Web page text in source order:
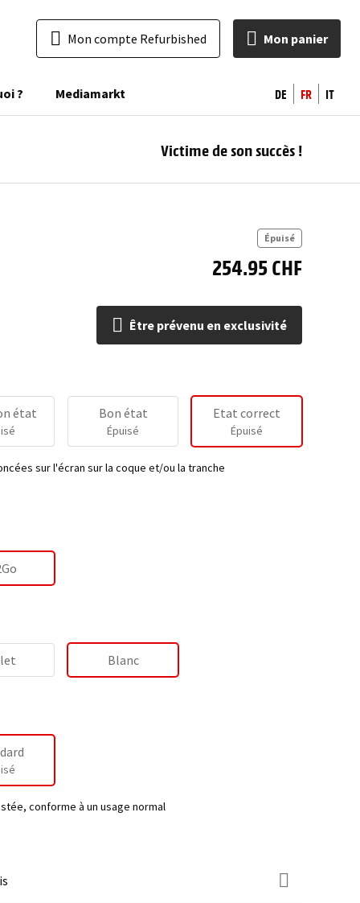
Mon compte Refurbished Mon panier
? Mediamarkt DE FR IT
Victime de son succès !
Épuisé
254.95 CHF
Être prévenu en exclusivité
état Bon état
Épuisé
Etat correct
Épuisé
sur l'écran sur la coque et/ou la tranche
Blanc
conforme à un usage normal